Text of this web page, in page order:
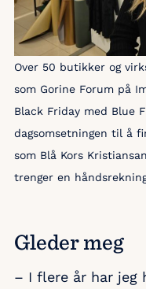
Over 50 butikker og
som Gorine Forum på
Black Friday med Blue
dagsomsetningen til å
som Blå Kors
trenger en
Gleder meg
– I flere år har